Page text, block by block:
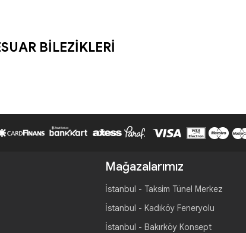
BİLEZİKLERİ
Mağazalarımız
İstanbul - Taksim Tünel Merkez
İstanbul - Kadıköy Feneryolu
İstanbul - Bakırköy Konsept